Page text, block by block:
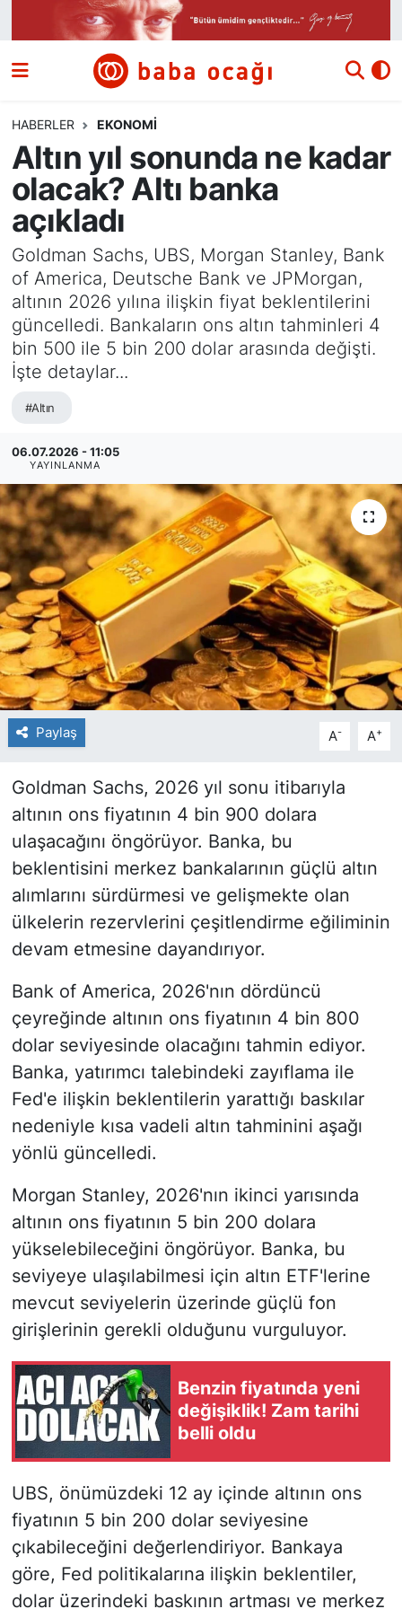
HABERLER EKONOMI
Altın yıl sonunda ne kadar
olacak? Altı banka
açıkladı
Goldman Sachs, UBS, Morgan Stanley, Bank
of America, Deutsche Bank ve JPMorgan,
altının 2026 yılına ilişkin fiyat beklentilerini
güncelledi. Bankaların ons altın tahminleri 4
bin 500 ile 5 bin 200 dolar arasında değişti.
İşte detaylar...
#Altın
06.07.2026 - 11:05
YAYINLANMA
Paylaş A- A+
Goldman Sachs, 2026 yıl sonu itibarıyla
altının ons fiyatının 4 bin 900 dolara
ulaşacağını öngörüyor. Banka, bu
beklentisini merkez bankalarının güçlü altın
alımlarını sürdürmesi ve gelişmekte olan
ülkelerin rezervlerini çeşitlendirme eğiliminin
devam etmesine dayandırıyor.
Bank of America, 2026'nın dördüncü
çeyreğinde altının ons fiyatının 4 bin 800
dolar seviyesinde olacağını tahmin ediyor.
Banka, yatırımcı talebindeki zayıflama ile
Fed'e ilişkin beklentilerin yarattığı baskılar
nedeniyle kısa vadeli altın tahminini aşağı
yönlü güncelledi.
Morgan Stanley, 2026'nın ikinci yarısında
altının ons fiyatının 5 bin 200 dolara
yükselebileceğini öngörüyor. Banka, bu
seviyeye ulaşılabilmesi için altın ETF'lerine
mevcut seviyelerin üzerinde güçlü fon
girişlerinin gerekli olduğunu vurguluyor.
Benzin fiyatında yeni
değişiklik! Zam tarihi
belli oldu
UBS, önümüzdeki 12 ay içinde altının ons
fiyatının 5 bin 200 dolar seviyesine
çıkabileceğini değerlendiriyor. Bankaya
göre, Fed politikalarına ilişkin beklentiler,
dolar üzerindeki baskının artması ve merkez
Siyaset
Ekonomi
Dünya
Kültür ve Sanat
Eğitim
Bilim ve Teknoloji
Nöbetçi Eczaneler
Namaz Vakitleri
Trafik Durumu
Süper Lig Puan Durumu ve Fikstür
Tüm Manşetler
Son Dakika Haberleri